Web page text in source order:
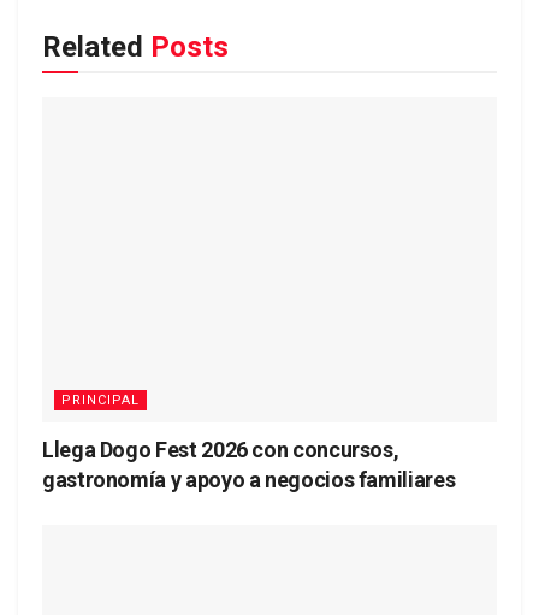
Related Posts
PRINCIPAL
Llega Dogo Fest 2026 con concursos,
gastronomía y apoyo a negocios familiares